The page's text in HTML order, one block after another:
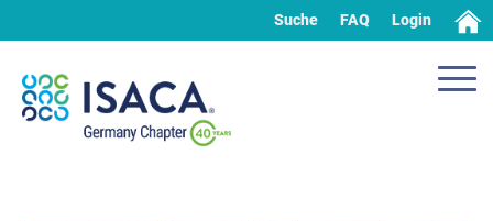
Suche FAQ Login